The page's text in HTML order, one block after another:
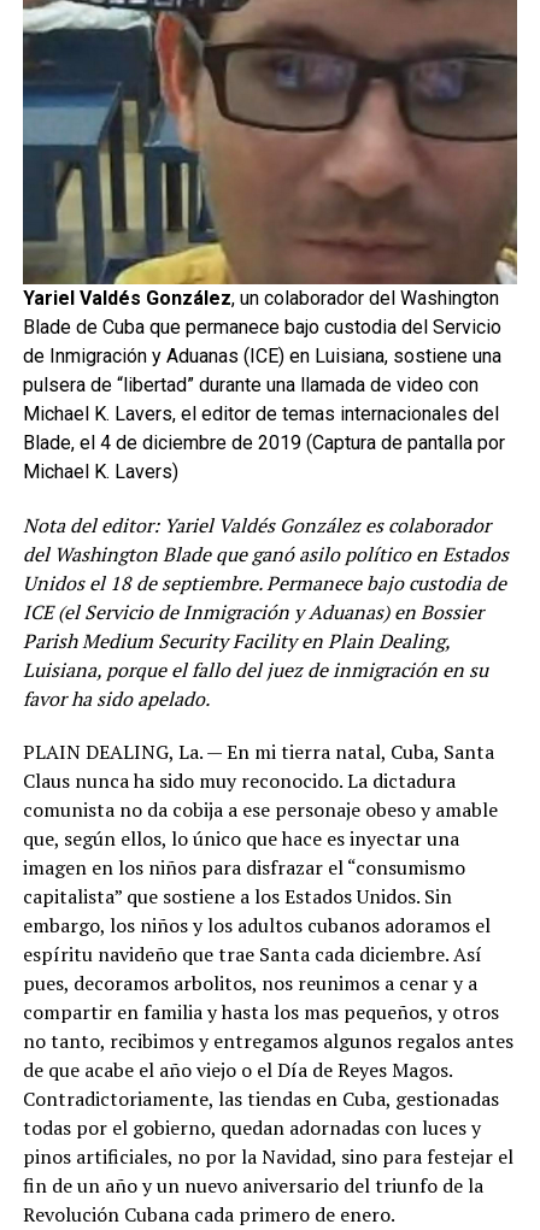
Yariel Valdés González, un colaborador del Washington
Blade de Cuba que permanece bajo custodia del Servicio
de Inmigración y Aduanas (ICE) en Luisiana, sostiene una
pulsera de “libertad” durante una llamada de video con
Michael K. Lavers, el editor de temas internacionales del
Blade, el 4 de diciembre de 2019 (Captura de pantalla por
Michael K. Lavers)
Nota del editor: Yariel Valdés González es colaborador
del Washington Blade que ganó asilo político en Estados
Unidos el 18 de septiembre. Permanece bajo custodia de
ICE (el Servicio de Inmigración y Aduanas) en Bossier
Parish Medium Security Facility en Plain Dealing,
Luisiana, porque el fallo del juez de inmigración en su
favor ha sido apelado.
PLAIN DEALING, La. — En mi tierra natal, Cuba, Santa
Claus nunca ha sido muy reconocido. La dictadura
comunista no da cobija a ese personaje obeso y amable
que, según ellos, lo único que hace es inyectar una
imagen en los niños para disfrazar el “consumismo
capitalista” que sostiene a los Estados Unidos. Sin
embargo, los niños y los adultos cubanos adoramos el
espíritu navideño que trae Santa cada diciembre. Así
pues, decoramos arbolitos, nos reunimos a cenar y a
compartir en familia y hasta los mas pequeños, y otros
no tanto, recibimos y entregamos algunos regalos antes
de que acabe el año viejo o el Día de Reyes Magos.
Contradictoriamente, las tiendas en Cuba, gestionadas
todas por el gobierno, quedan adornadas con luces y
pinos artificiales, no por la Navidad, sino para festejar el
fin de un año y un nuevo aniversario del triunfo de la
Revolución Cubana cada primero de enero.